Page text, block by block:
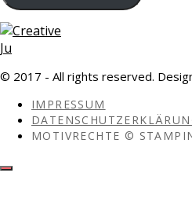
© 2017 - All rights reserved.
IMPRESSUM
MOTIVRECHTE ©